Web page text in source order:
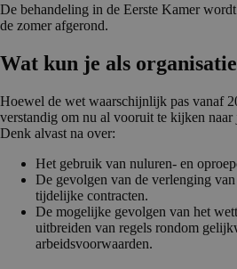
De behandeling in de Eerste Kamer
de zomer afgerond.
Wat kun je als
Hoewel de wet waarschijnlijk pas vanaf
verstandig om nu al vooruit te kijken naar
Denk alvast na over:
Het gebruik van nuluren- en
De gevolgen van de verlenging van
tijdelijke contracten.
De mogelijke gevolgen van het
uitbreiden van regels rondom
arbeidsvoorwaarden.